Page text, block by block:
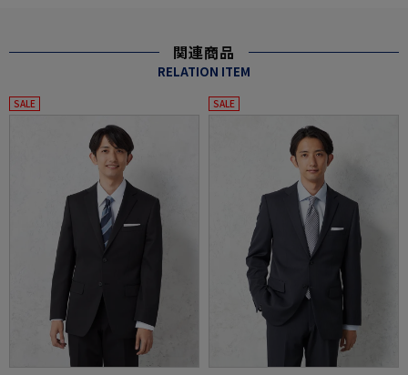
関連商品
RELATION ITEM
SALE SALE